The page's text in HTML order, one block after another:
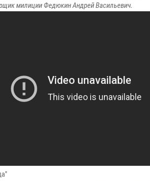
милиции Федюкин Андрей Васильевич.